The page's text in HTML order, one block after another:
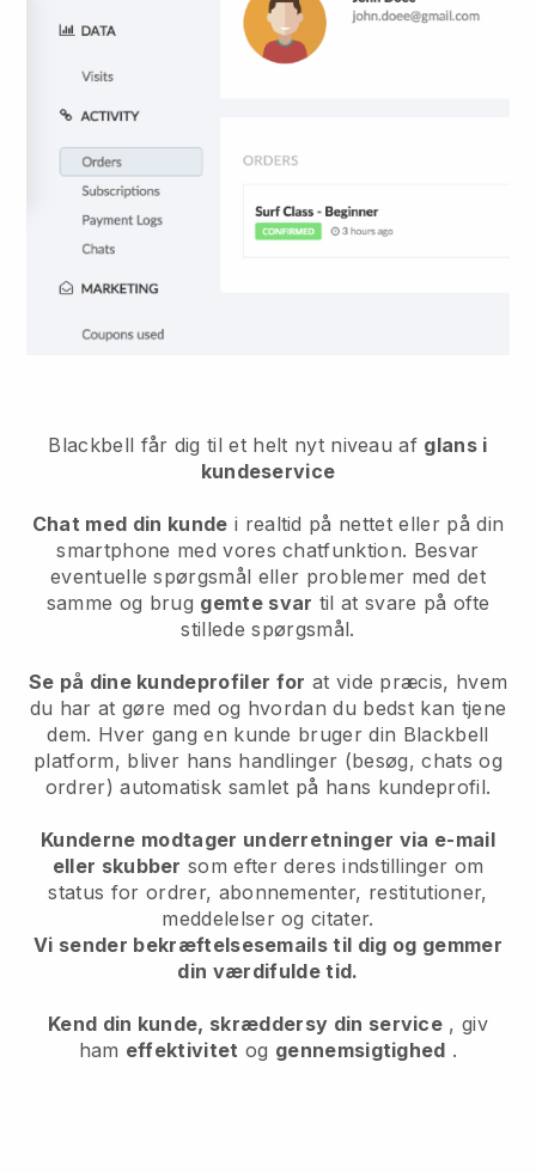
Blackbell får dig til et helt nyt niveau af glans i
kundeservice
Chat med din kunde i realtid på nettet eller på din
smartphone med vores chatfunktion. Besvar
eventuelle spørgsmål eller problemer med det
samme og brug gemte svar til at svare på ofte
stillede spørgsmål.
Se på dine kundeprofiler for at vide præcis, hvem
du har at gøre med og hvordan du bedst kan tjene
dem. Hver gang en kunde bruger din Blackbell
platform, bliver hans handlinger (besøg, chats og
ordrer) automatisk samlet på hans kundeprofil.
Kunderne modtager underretninger via e-mail
eller skubber som efter deres indstillinger om
status for ordrer, abonnementer, restitutioner,
meddelelser og citater.
Vi sender bekræftelsesemails til dig og gemmer
din værdifulde tid.
Kend din kunde, skræddersy din service , giv
ham effektivitet og gennemsigtighed .